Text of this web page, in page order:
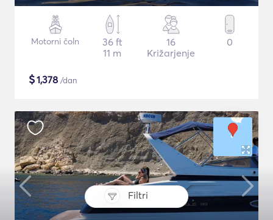
Filtri
Motorni čoln
36 ft
11 m
16
Križarjenje
0
$1,378 /dan